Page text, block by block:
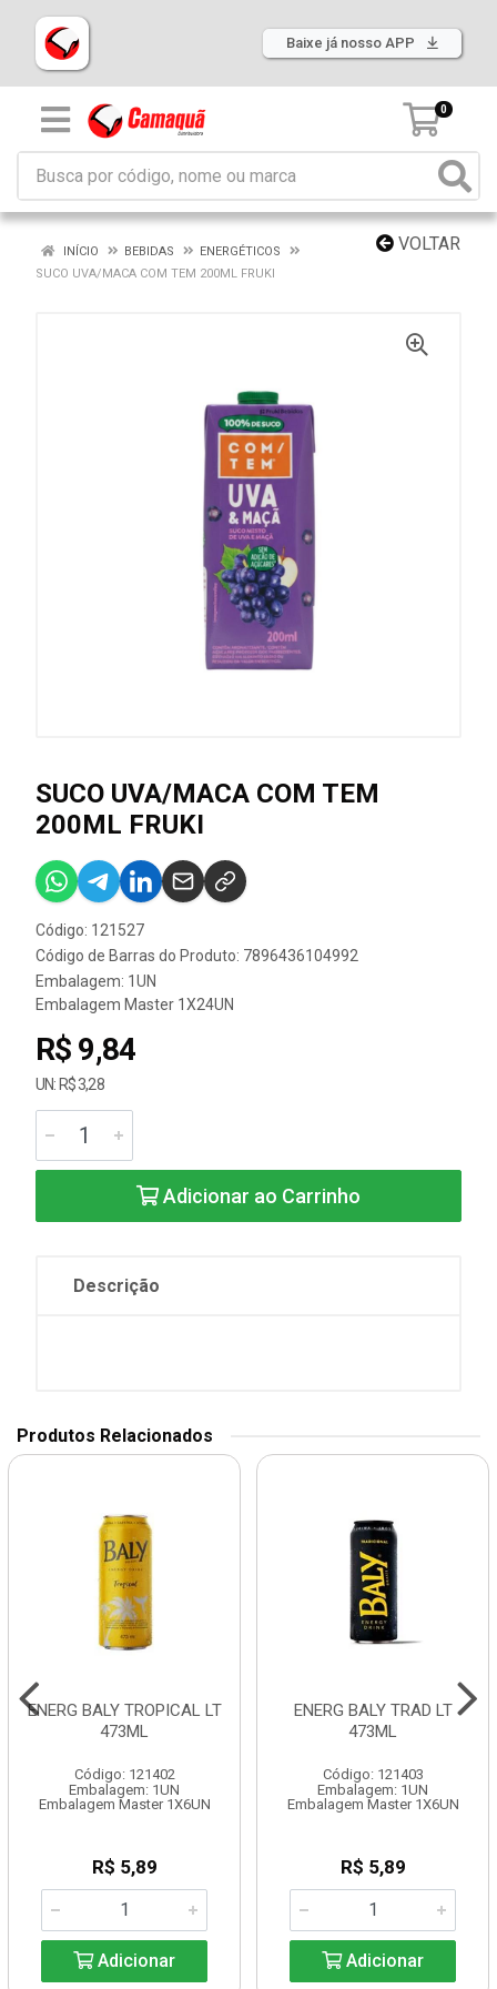
Baixe já nosso APP
0
VOLTAR
INÍCIO BEBIDAS
ENERGÉTICOS
SUCO UVA/MACA COM TEM 200ML FRUKI
SUCO UVA/MACA COM TEM
200ML FRUKI
Código: 121527
Código de Barras do Produto: 7896436104992
Embalagem: 1UN
Embalagem Master 1X24UN
R$ 9,84
UN: R$ 3,28
Adicionar ao Carrinho
Descrição
Produtos Relacionados
ENERG BALY TROPICAL LT
473ML
Código: 121402
Embalagem: 1UN
Embalagem Master 1X6UN
R$ 5,89
Adicionar
ENERG BALY TRAD LT
473ML
Código: 121403
Embalagem: 1UN
Embalagem Master 1X6UN
R$ 5,89
Adicionar